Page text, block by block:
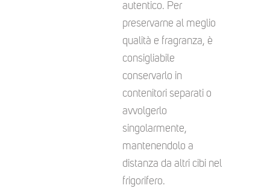
autentico. Per
preservarne al meglio
qualità e fragranza, è
consigliabile
conservarlo in
contenitori separati o
avvolgerlo
singolarmente,
mantenendolo a
distanza da altri cibi nel
frigorifero.